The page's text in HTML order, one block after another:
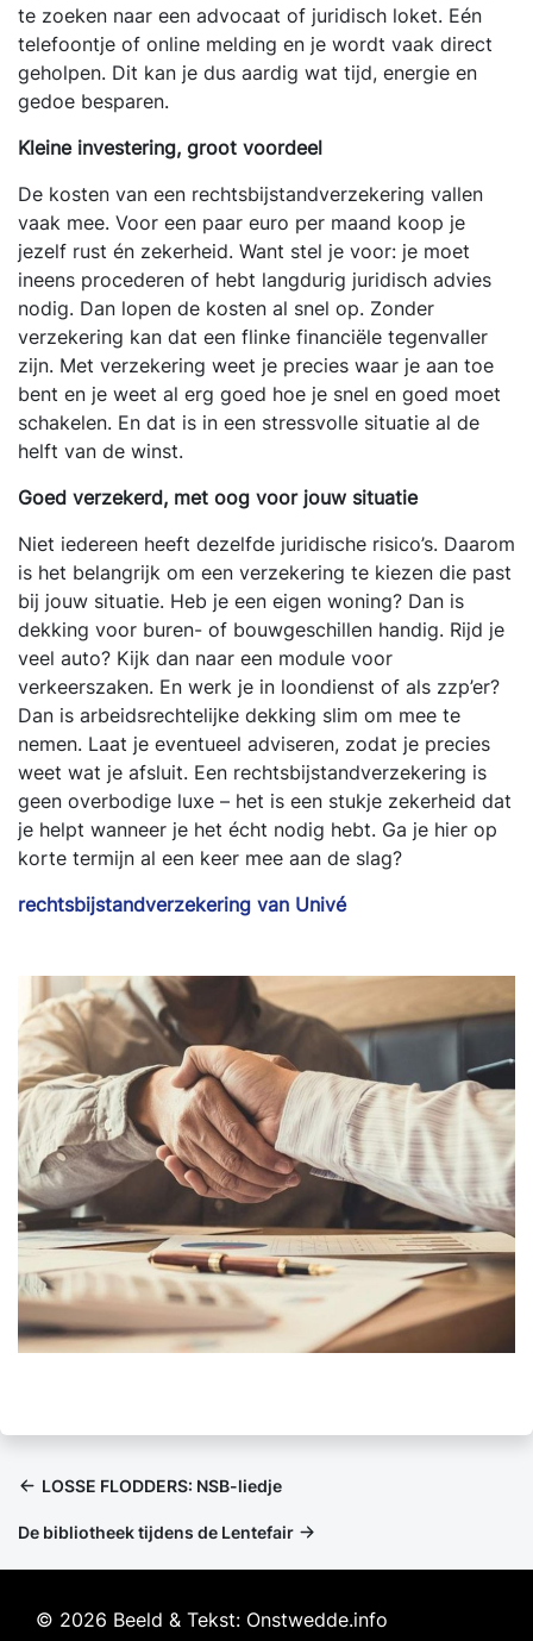
te zoeken naar een advocaat of juridisch loket. Eén
telefoontje of online melding en je wordt vaak direct
geholpen. Dit kan je dus aardig wat tijd, energie en
gedoe besparen.
Kleine investering, groot voordeel
De kosten van een rechtsbijstandverzekering vallen
vaak mee. Voor een paar euro per maand koop je
jezelf rust én zekerheid. Want stel je voor: je moet
ineens procederen of hebt langdurig juridisch advies
nodig. Dan lopen de kosten al snel op. Zonder
verzekering kan dat een flinke financiële tegenvaller
zijn. Met verzekering weet je precies waar je aan toe
bent en je weet al erg goed hoe je snel en goed moet
schakelen. En dat is in een stressvolle situatie al de
helft van de winst.
Goed verzekerd, met oog voor jouw situatie
Niet iedereen heeft dezelfde juridische risico’s. Daarom
is het belangrijk om een verzekering te kiezen die past
bij jouw situatie. Heb je een eigen woning? Dan is
dekking voor buren- of bouwgeschillen handig. Rijd je
veel auto? Kijk dan naar een module voor
verkeerszaken. En werk je in loondienst of als zzp’er?
Dan is arbeidsrechtelijke dekking slim om mee te
nemen. Laat je eventueel adviseren, zodat je precies
weet wat je afsluit. Een rechtsbijstandverzekering is
geen overbodige luxe – het is een stukje zekerheid dat
je helpt wanneer je het écht nodig hebt. Ga je hier op
korte termijn al een keer mee aan de slag?
rechtsbijstandverzekering van Univé
LOSSE FLODDERS: NSB-liedje
De bibliotheek tijdens de Lentefair
© 2026 Beeld & Tekst: Onstwedde.info